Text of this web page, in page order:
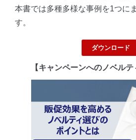
本書では多種多様な事例を1つに
す。
ダウンロード
【キャンペーンへのノベルテ